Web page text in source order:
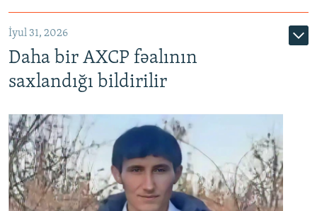
İyul 31, 2026
Daha bir AXCP fəalının
saxlandığı bildirilir